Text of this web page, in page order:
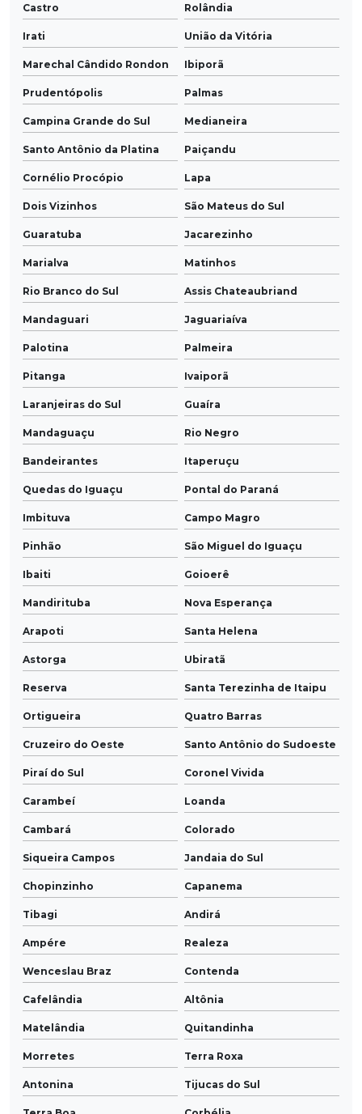
Castro Rolândia
Irati União da Vitória
Marechal Cândido Rondon Ibiporã
Prudentópolis Palmas
Campina Grande do Sul Medianeira
Santo Antônio da Platina Paiçandu
Cornélio Procópio Lapa
Dois Vizinhos São Mateus do Sul
Guaratuba Jacarezinho
Marialva Matinhos
Rio Branco do Sul Assis Chateaubriand
Mandaguari Jaguariaíva
Palotina Palmeira
Pitanga Ivaiporã
Laranjeiras do Sul Guaíra
Mandaguaçu Rio Negro
Bandeirantes Itaperuçu
Quedas do Iguaçu Pontal do Paraná
Imbituva Campo Magro
Pinhão São Miguel do Iguaçu
Ibaiti Goioerê
Mandirituba Nova Esperança
Arapoti Santa Helena
Astorga Ubiratã
Reserva Santa Terezinha de Itaipu
Ortigueira Quatro Barras
Cruzeiro do Oeste Santo Antônio do Sudoeste
Piraí do Sul Coronel Vivida
Carambeí Loanda
Cambará Colorado
Siqueira Campos Jandaia do Sul
Chopinzinho Capanema
Tibagi Andirá
Ampére Realeza
Wenceslau Braz Contenda
Cafelândia Altônia
Matelândia Quitandinha
Morretes Terra Roxa
Antonina Tijucas do Sul